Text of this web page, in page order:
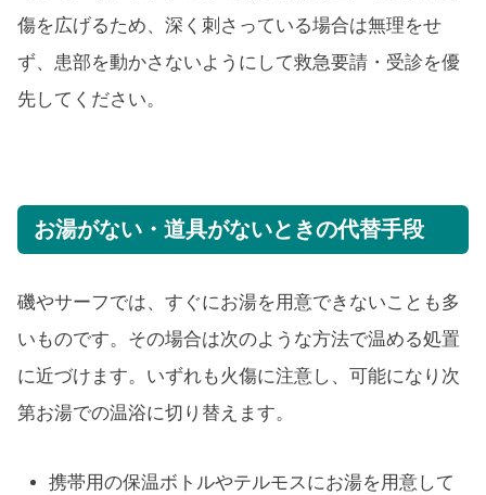
傷を広げるため、深く刺さっている場合は無理をせ
ず、患部を動かさないようにして救急要請・受診を優
先してください。
お湯がない・道具がないときの代替手段
磯やサーフでは、すぐにお湯を用意できないことも多
いものです。その場合は次のような方法で温める処置
に近づけます。いずれも火傷に注意し、可能になり次
第お湯での温浴に切り替えます。
携帯用の保温ボトルやテルモスにお湯を用意して